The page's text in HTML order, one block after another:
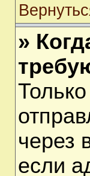
»
через
если